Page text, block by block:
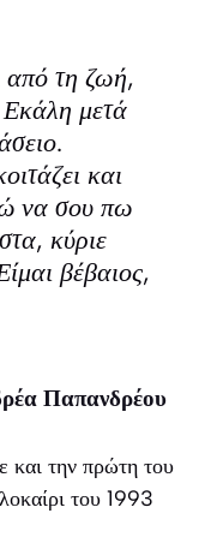
από τη ζωή,
Εκάλη μετά
και
να σου πω
κύριε
βέβαιος,
Παπανδρέου
την πρώτη του
του 1993